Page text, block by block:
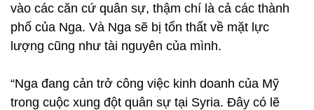
vào các căn cứ quân sự, thậm chí là cả các thành
phố của Nga. Và Nga sẽ bị tổn thất về mặt lực
lượng cũng như tài nguyên của mình.
“Nga đang cản trở công việc kinh doanh của Mỹ
trong cuộc xung đột quân sự tại Syria. Đây có lẽ